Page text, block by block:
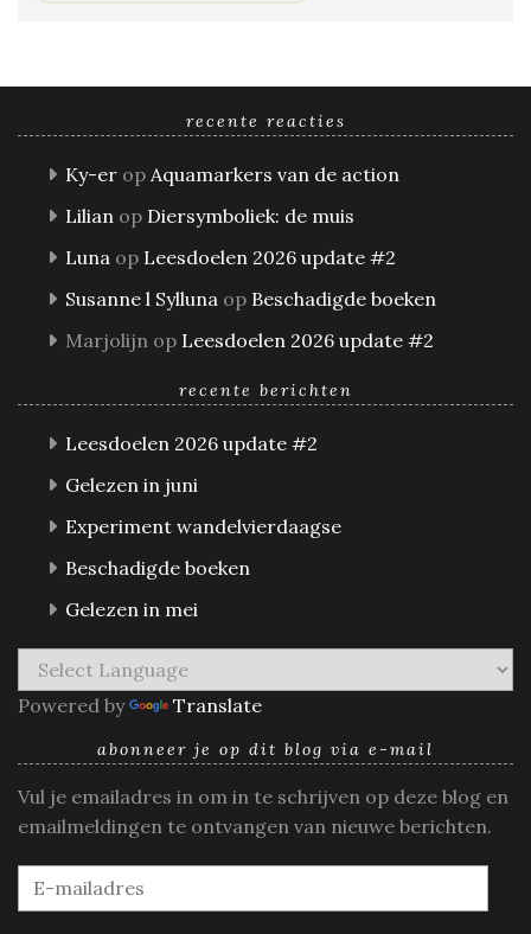
recente reacties
Ky-er op Aquamarkers van de action
Lilian op Diersymboliek: de muis
Luna op Leesdoelen 2026 update #2
Susanne l Sylluna op Beschadigde boeken
Marjolijn op Leesdoelen 2026 update #2
recente berichten
Leesdoelen 2026 update #2
Gelezen in juni
Experiment wandelvierdaagse
Beschadigde boeken
Gelezen in mei
Powered by Translate
abonneer je op dit blog via e-mail
Vul je emailadres in om in te schrijven op deze blog en
emailmeldingen te ontvangen van nieuwe berichten.
E-
mailadres